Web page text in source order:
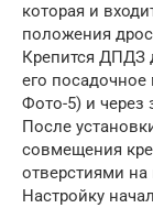
которая и
положения
Крепится ДПДЗ
его
Фото-5) и через
После
совмещения
отверстиями на
Настройку